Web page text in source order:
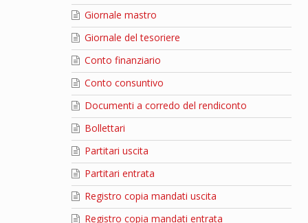
Giornale mastro
Giornale del tesoriere
Conto finanziario
Conto consuntivo
Documenti a corredo del rendiconto
Bollettari
Partitari uscita
Partitari entrata
Registro copia mandati uscita
Registro copia mandati entrata